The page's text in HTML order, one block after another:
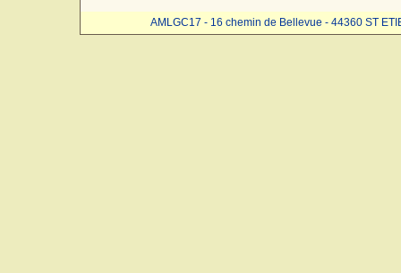
AMLGC17 - 16 chemin de Bellevue - 44360 ST